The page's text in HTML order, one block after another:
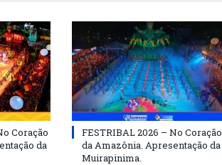
Coração
da
FESTRIBAL 2026 – No Coração
da Amazônia. Apresentação da
Muirapinima.